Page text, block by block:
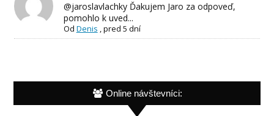
@jaroslavlachky Ďakujem Jaro za odpoveď,
pomohlo k uved...
Od Denis ,pred 5 dní
Online návštevníci: